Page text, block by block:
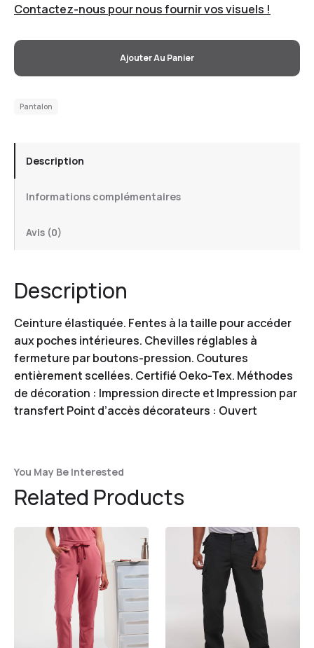
Contactez-nous pour nous fournir vos visuels !
Ajouter Au Panier
Pantalon
Description
Informations complémentaires
Avis (0)
Description
Ceinture élastiquée. Fentes à la taille pour accéder
aux poches intérieures. Chevilles réglables à
fermeture par boutons-pression. Coutures
entièrement scellées. Certifié Oeko-Tex. Méthodes
de décoration : Impression directe et Impression par
transfert Point d’accès décorateurs : Ouvert
You May Be Interested
Related Products